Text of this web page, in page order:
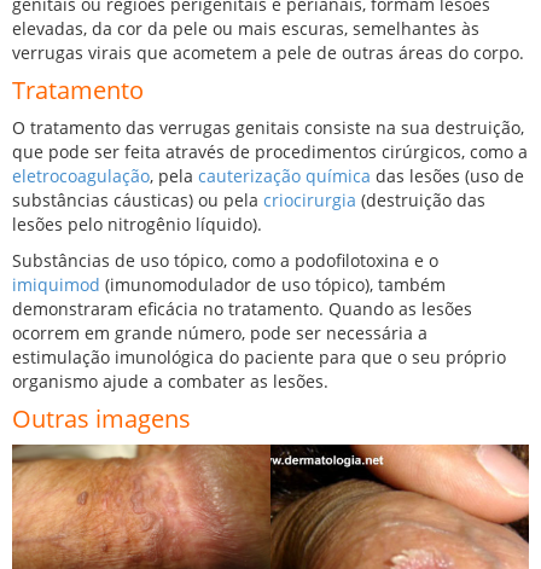
elevadas, da cor da pele ou mais escuras, semelhantes às
verrugas virais que acometem a pele de outras áreas do corpo.
Tratamento
O tratamento das verrugas genitais consiste na sua destruição,
que pode ser feita através de procedimentos cirúrgicos, como a
eletrocoagulação, pela cauterização química das lesões (uso de
substâncias cáusticas) ou pela criocirurgia (destruição das
lesões pelo nitrogênio líquido).
Substâncias de uso tópico, como a podofilotoxina e o
imiquimod (imunomodulador de uso tópico), também
demonstraram eficácia no tratamento. Quando as lesões
ocorrem em grande número, pode ser necessária a
estimulação imunológica do paciente para que o seu próprio
organismo ajude a combater as lesões.
Outras imagens